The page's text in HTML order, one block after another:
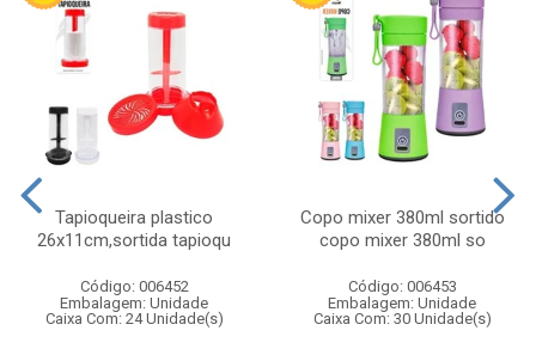
Tapioqueira plastico
26x11cm,sortida tapioqu
Código: 006452
Embalagem: Unidade
Caixa Com: 24 Unidade(s)
Copo mixer 380ml sortido
copo mixer 380ml so
Código: 006453
Embalagem: Unidade
Caixa Com: 30 Unidade(s)